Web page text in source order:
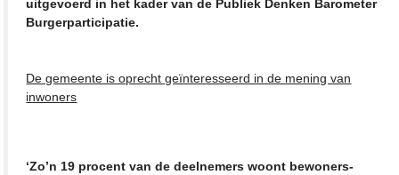
uitgevoerd in het kader van de Publiek Denken Barometer
Burgerparticipatie.
De gemeente is oprecht geïnteresseerd in de mening van
inwoners
‘Zo’n 19 procent van de deelnemers woont bewoners-